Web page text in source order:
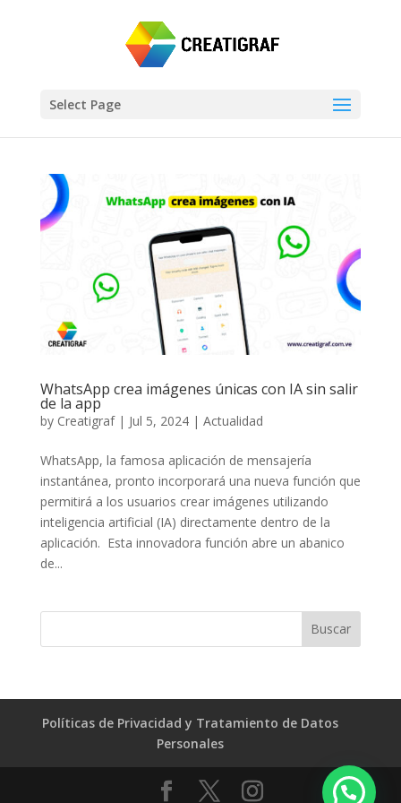
Select Page
WhatsApp crea imágenes únicas con IA sin salir
de la app
by Creatigraf| Jul 5, 2024| Actualidad
WhatsApp, la famosa aplicación de mensajería
instantánea, pronto incorporará una nueva función que
permitirá a los usuarios crear imágenes utilizando
inteligencia artificial (IA) directamente dentro de la
aplicación. Esta innovadora función abre un abanico
de...
Políticas de Privacidad y Tratamiento de Datos
Personales